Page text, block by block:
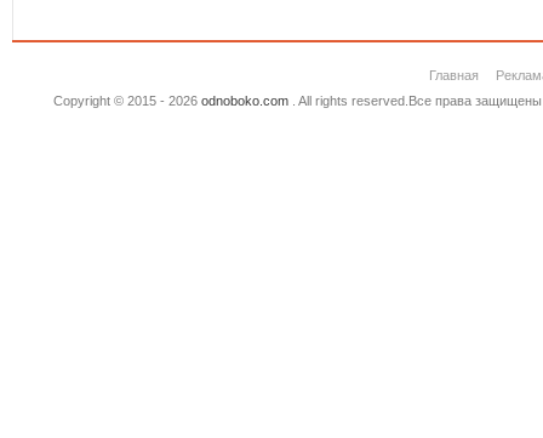
Главная
Copyright © 2015 - 2026 odnoboko.com. All rights reserved.Все права защищены.